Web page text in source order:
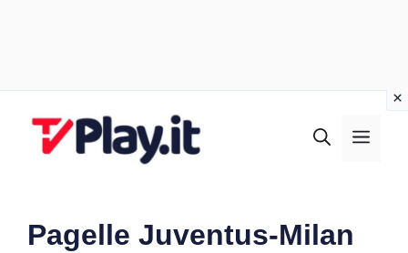
Pagelle Juventus-Milan